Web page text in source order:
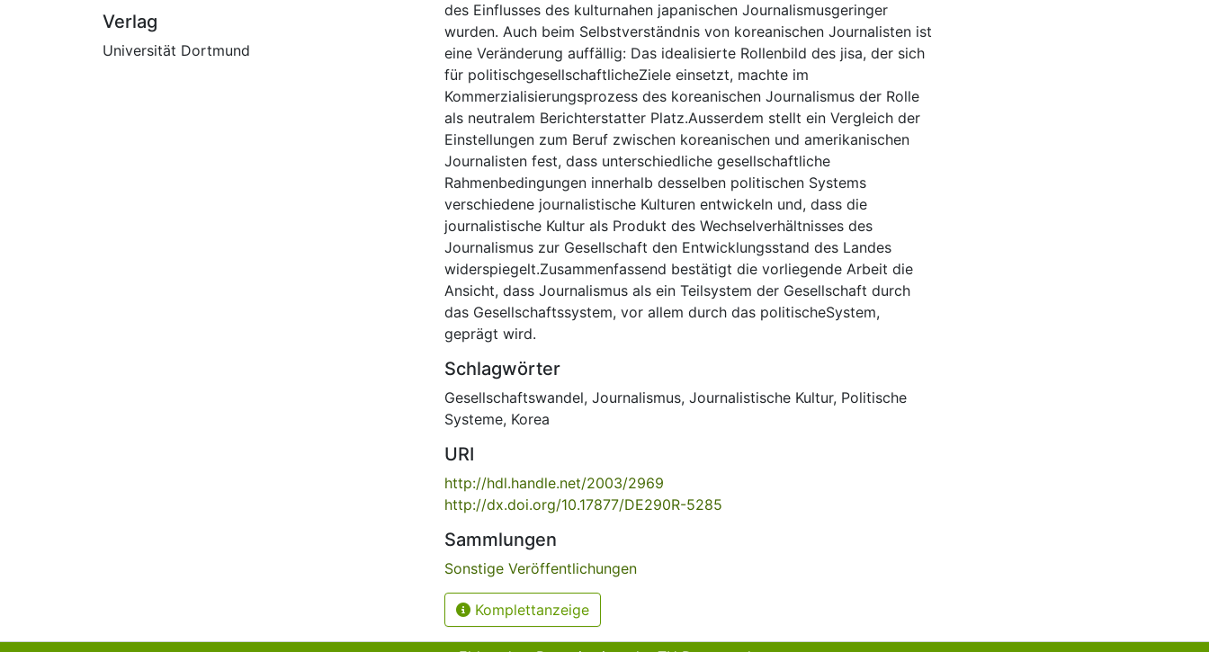
Verlag
Universität Dortmund
des Einflusses des kulturnahen japanischen Journalismusgeringer
wurden. Auch beim Selbstverständnis von koreanischen Journalisten ist
eine Veränderung auffällig: Das idealisierte Rollenbild des jisa, der sich
für politischgesellschaftlicheZiele einsetzt, machte im
Kommerzialisierungsprozess des koreanischen Journalismus der Rolle
als neutralem Berichterstatter Platz.Ausserdem stellt ein Vergleich der
Einstellungen zum Beruf zwischen koreanischen und amerikanischen
Journalisten fest, dass unterschiedliche gesellschaftliche
Rahmenbedingungen innerhalb desselben politischen Systems
verschiedene journalistische Kulturen entwickeln und, dass die
journalistische Kultur als Produkt des Wechselverhältnisses des
Journalismus zur Gesellschaft den Entwicklungsstand des Landes
widerspiegelt.Zusammenfassend bestätigt die vorliegende Arbeit die
Ansicht, dass Journalismus als ein Teilsystem der Gesellschaft durch
das Gesellschaftssystem, vor allem durch das politischeSystem,
geprägt wird.
Schlagwörter
Gesellschaftswandel, Journalismus, Journalistische Kultur, Politische
Systeme, Korea
URI
http://hdl.handle.net/2003/2969
http://dx.doi.org/10.17877/DE290R-5285
Sammlungen
Sonstige Veröffentlichungen
Komplettanzeige